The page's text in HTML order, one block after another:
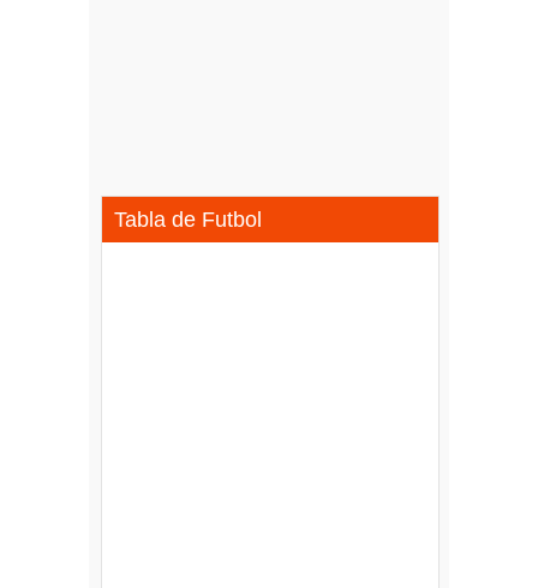
Tabla de Futbol